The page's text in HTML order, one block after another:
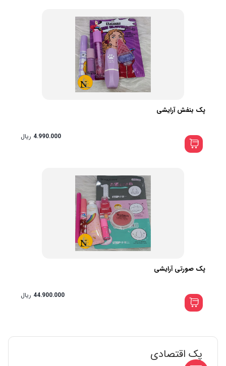
پک بنفش آرایشی
4.990.000 ریال
پک صورتی آرایشی
44.900.000 ریال
پک اقتصادی